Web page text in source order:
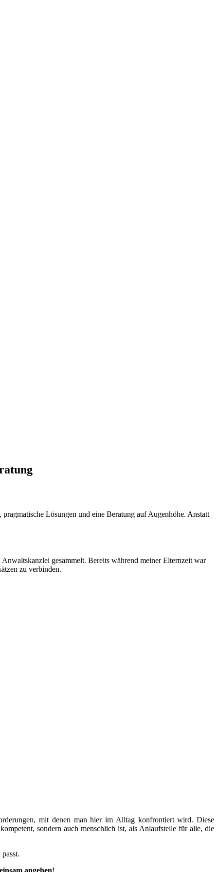
Lösungen und eine Beratung auf Augenhöhe. Anstatt
gesammelt. Bereits während meiner Elternzeit war
zu verbinden.
mit denen man hier im Alltag konfrontiert wird. Diese
sondern auch menschlich ist, als Anlaufstelle für alle, die
angehen!